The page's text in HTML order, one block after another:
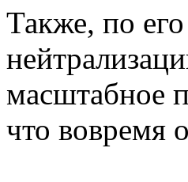
Также, по
масштабное
что вовремя